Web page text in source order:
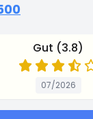
Gut (3.8)
07/2026